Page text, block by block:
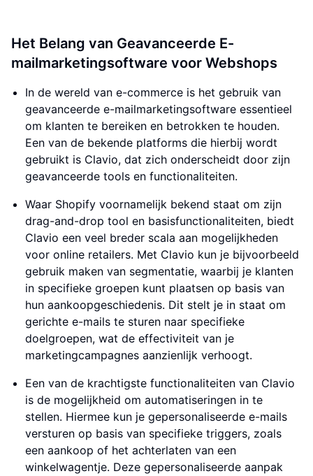
Het Belang van Geavanceerde E-
mailmarketingsoftware voor Webshops
In de wereld van e-commerce is het gebruik van
geavanceerde e-mailmarketingsoftware essentieel
om klanten te bereiken en betrokken te houden.
Een van de bekende platforms die hierbij wordt
gebruikt is Clavio, dat zich onderscheidt door zijn
geavanceerde tools en functionaliteiten.
Waar Shopify voornamelijk bekend staat om zijn
drag-and-drop tool en basisfunctionaliteiten, biedt
Clavio een veel breder scala aan mogelijkheden
voor online retailers. Met Clavio kun je bijvoorbeeld
gebruik maken van segmentatie, waarbij je klanten
in specifieke groepen kunt plaatsen op basis van
hun aankoopgeschiedenis. Dit stelt je in staat om
gerichte e-mails te sturen naar specifieke
doelgroepen, wat de effectiviteit van je
marketingcampagnes aanzienlijk verhoogt.
Een van de krachtigste functionaliteiten van Clavio
is de mogelijkheid om automatiseringen in te
stellen. Hiermee kun je gepersonaliseerde e-mails
versturen op basis van specifieke triggers, zoals
een aankoop of het achterlaten van een
winkelwagentje. Deze gepersonaliseerde aanpak